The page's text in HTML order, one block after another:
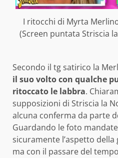
I ritocchi di Myrta
(Screen puntata Striscia
Secondo il tg satirico la
il suo volto con qualche
ritoccato le labbra.
supposizioni di Striscia la
alcuna conferma da parte
Guardando le foto
sicuramente l’aspetto
ma con il passare del